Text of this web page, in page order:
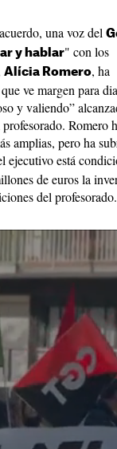
una voz del
y hablar" con los
Alícia Romero, ha
ve margen para
y valiendo”
Romero
amplias, pero ha
ejecutivo está
de euros la
del profesorado.